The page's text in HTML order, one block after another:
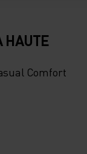
HAUTE
Comfort